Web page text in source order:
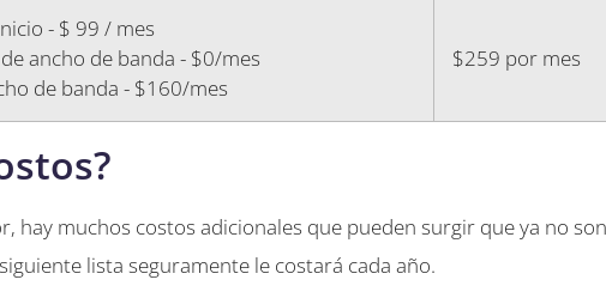
- $ 99 / mes
ancho de banda - $0/mes
de banda - $160/mes
$259 por mes
hay muchos costos adicionales que pueden surgir que ya no son
lista seguramente le costará cada año.